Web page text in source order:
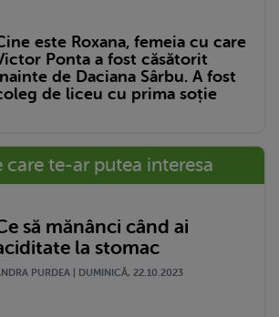
este Roxana, femeia cu care
Ponta a fost căsătorit
de Daciana Sârbu. A fost
de liceu cu prima soție
te-ar putea interesa
să mănânci când ai
la stomac
PURDEA | DUMINICĂ, 22.10.2023